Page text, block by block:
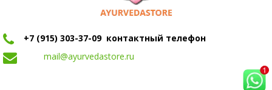
+7 (915) 303-37-09 контактный телефон
mail@ayurvedastore.ru